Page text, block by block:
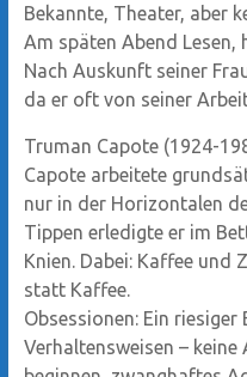
Bekannte, Theater, aber
Am späten Abend Lesen,
Nach Auskunft seiner
da er oft von seiner
Truman Capote (1924-
Capote arbeitete
nur in der Horizontalen
Tippen erledigte er im
Knien. Dabei: Kaffee und
statt Kaffee.
Obsessionen: Ein
Verhaltensweisen –